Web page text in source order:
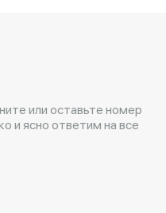
или оставьте номер
и ясно ответим на все